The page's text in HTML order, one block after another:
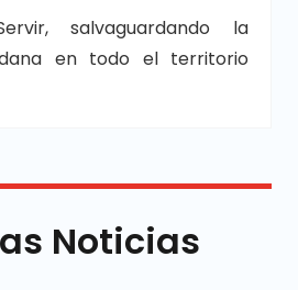
salvaguardando la
en todo el territorio
Noticias